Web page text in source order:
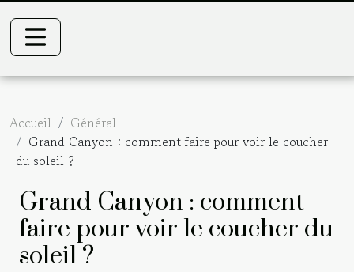
Accueil
Général
Grand Canyon : comment faire pour voir le coucher
du soleil ?
Grand Canyon : comment
faire pour voir le coucher du
soleil ?